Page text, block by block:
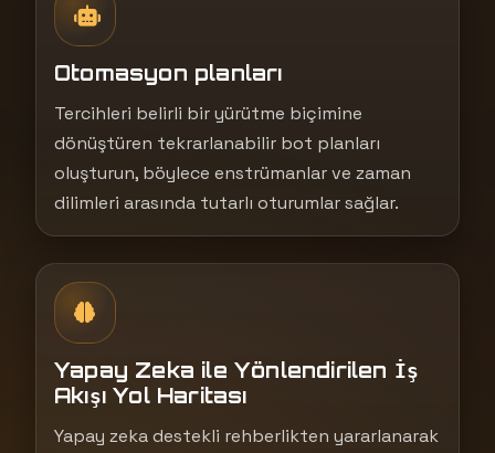
Otomasyon planları
Tercihleri belirli bir yürütme biçimine
dönüştüren tekrarlanabilir bot planları
oluşturun, böylece enstrümanlar ve zaman
dilimleri arasında tutarlı oturumlar sağlar.
Yapay Zeka ile Yönlendirilen İş
Akışı Yol Haritası
Yapay zeka destekli rehberlikten yararlanarak